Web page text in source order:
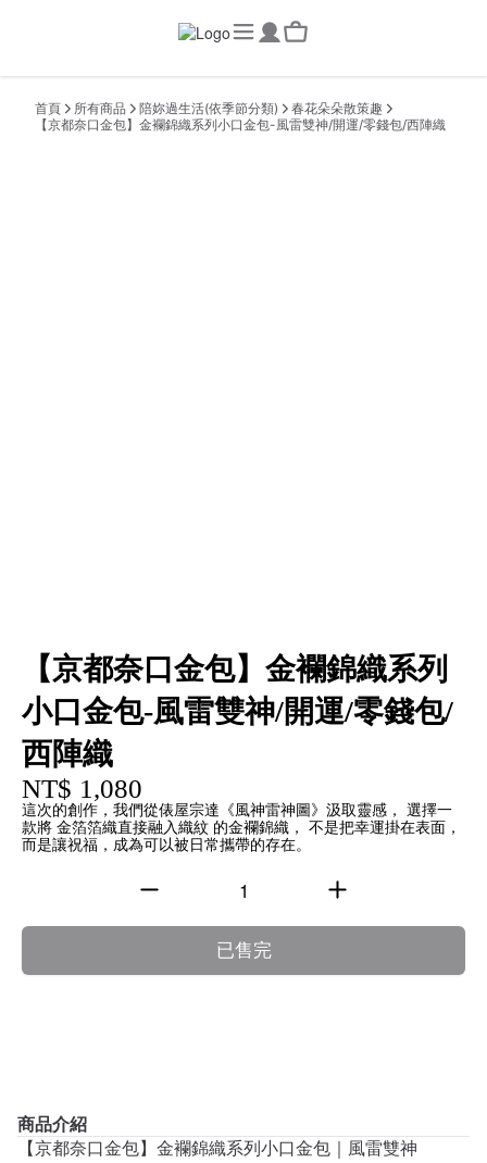
首頁 所有商品 陪妳過生活(依季節分類)
春花朵朵散策趣
【京都奈口金包】金襴錦織系列小口金包-風雷雙神/開運/零錢包/西陣織
【京都奈口金包】金襴錦織系列
小口金包-風雷雙神/開運/零錢包/
西陣織
NT$ 1,080
這次的創作，我們從俵屋宗達《風神雷神圖》汲取靈感， 選擇一
款將 金箔箔織直接融入織紋 的金襴錦織， 不是把幸運掛在表面，
而是讓祝福，成為可以被日常攜帶的存在。
已售完
商品介紹
【京都奈口金包】金襴錦織系列小口金包｜風雷雙神